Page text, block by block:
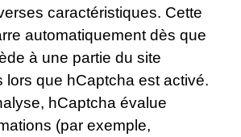
caractéristiques. Cette
automatiquement dès que
à une partie du site
lors que hCaptcha est activé.
hCaptcha évalue
(par exemple,